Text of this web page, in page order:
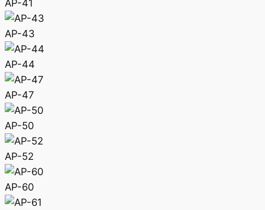
AP-41
AP-43
AP-44
AP-47
AP-50
AP-52
AP-60